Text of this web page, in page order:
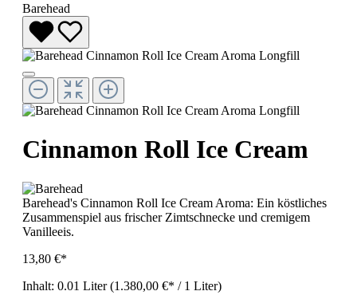
Barehead
Cinnamon Roll Ice Cream
Barehead's Cinnamon Roll Ice Cream Aroma: Ein köstliches
Zusammenspiel aus frischer Zimtschnecke und cremigem
Vanilleeis.
13,80 €*
Inhalt: 0.01 Liter(1.380,00 €* / 1 Liter)